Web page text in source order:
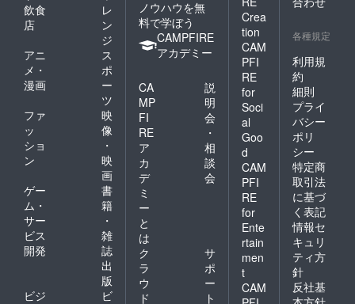
ており
飲食
店
レ
ン
ジ
アニ
メ・
漫画
ス
ポ
ー
ツ
ファ
ッ
ショ
ン
映
像
・
映
画
ゲー
ム・
サー
ビス
開発
書
籍
・
雑
誌
出
版
ビジ
ビ
ノウハウを無
料で学ぼう
CAMPFIRE
アカデミー
CA
MP
FI
RE
ア
カ
デ
ミ
ー
と
は
説
明
会
・
相
談
会
ク
ラ
ウ
ド
サ
ポ
ー
ト
Crea
tion
CAM
PFI
RE
for
Soci
al
Goo
d
CAM
PFI
RE
for
Ente
rtain
men
t
CAM
各種規定
利用規
約
細則
プライ
バシー
ポリ
シー
特定商
取引法
に基づ
く表記
情報セ
キュリ
ティ方
針
反社基